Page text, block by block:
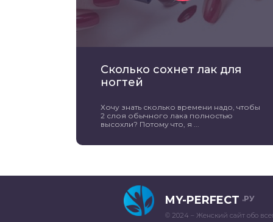
Сколько сохнет лак для
ногтей
Хочу знать сколько времени надо, чтобы
2 слоя обычного лака полностью
высохли? Потому что, я ...
MY-PERFECT .РУ
© 2024 – Женский сайт обо